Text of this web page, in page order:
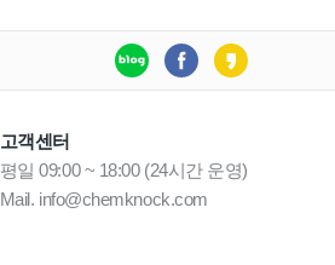
고객센터
평일 09:00 ~ 18:00 (24시간 운영)
Mail. info@chemknock.com